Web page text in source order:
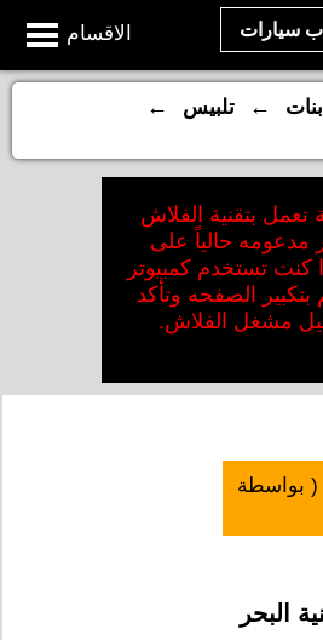
الاقسام سيارات
بنات ← تلبيس
←
تعمل بتقنية الفلاش
مدعومه حالياً على
كنت تستخدم كمبيوتر
بتكبير الصفحه وتأكد
مشغل الفلاش.
( بواسطة
البحر